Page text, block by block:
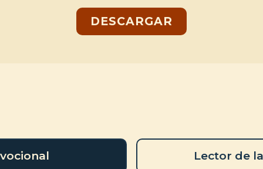
DESCARGAR
Lector de